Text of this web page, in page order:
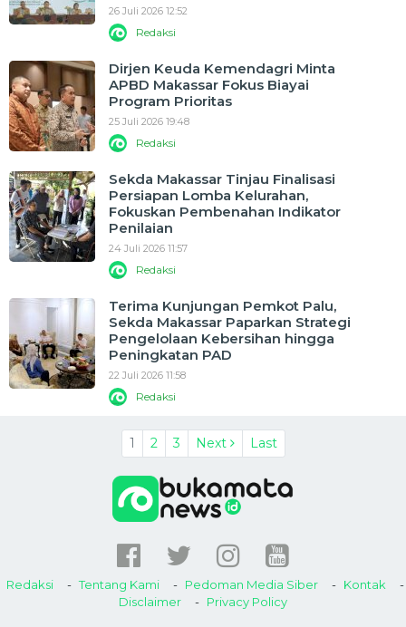
26 Juli 2026 12:52
Redaksi
Dirjen Keuda Kemendagri Minta
APBD Makassar Fokus Biayai
Program Prioritas
25 Juli 2026 19:48
Redaksi
Sekda Makassar Tinjau Finalisasi
Persiapan Lomba Kelurahan,
Fokuskan Pembenahan Indikator
Penilaian
24 Juli 2026 11:57
Redaksi
Terima Kunjungan Pemkot Palu,
Sekda Makassar Paparkan Strategi
Pengelolaan Kebersihan hingga
Peningkatan PAD
22 Juli 2026 11:58
Redaksi
1 2 3 Next Last
Redaksi Tentang Kami Pedoman Media Siber
Kontak
Disclaimer
Privacy Policy